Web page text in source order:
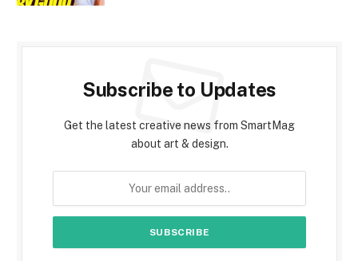
Subscribe to Updates
Get the latest creative news from SmartMag
about art & design.